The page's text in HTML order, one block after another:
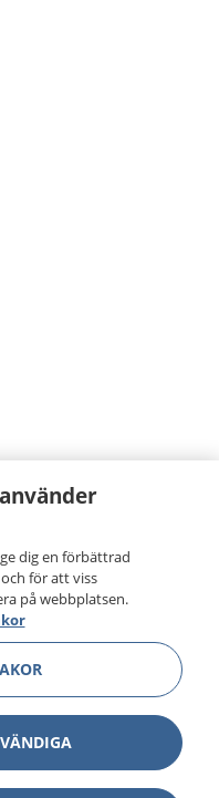
dig en förbättrad
för att viss
på webbplatsen.